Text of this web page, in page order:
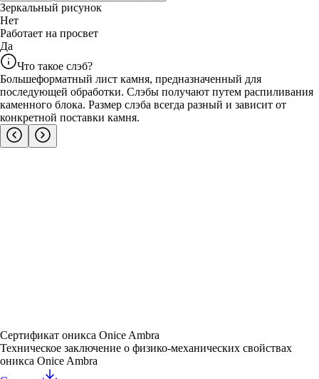
Зеркальный рисунок
Нет
Работает на просвет
Да
Что такое слэб?
Большеформатный лист камня, предназначенный для
последующей обработки. Слэбы получают путем распиливания
каменного блока. Размер слэба всегда разный и зависит от
конкретной поставки камня.
Сертификат оникса Onice Ambra
Техническое заключение о физико-механических свойствах
оникса Onice Ambra